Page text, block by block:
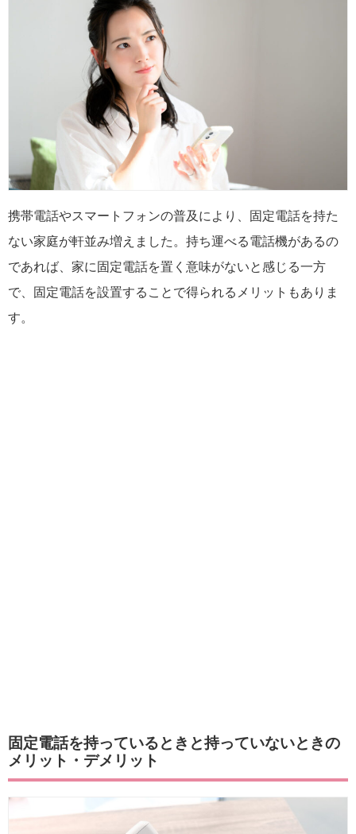
携帯電話やスマートフォンの普及により、固定電話を持た
ない家庭が軒並み増えました。持ち運べる電話機があるの
であれば、家に固定電話を置く意味がないと感じる一方
で、固定電話を設置することで得られるメリットもありま
す。
固定電話を持っているときと持っていないときの
メリット・デメリット